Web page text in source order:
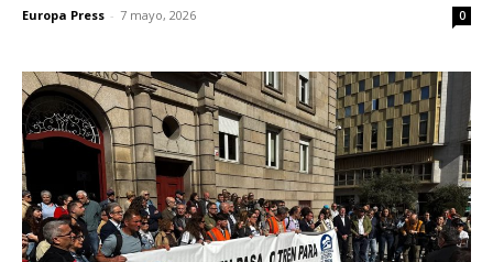
Europa Press - 7 mayo, 2026 0